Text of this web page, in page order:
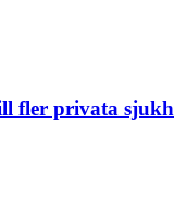
fler privata